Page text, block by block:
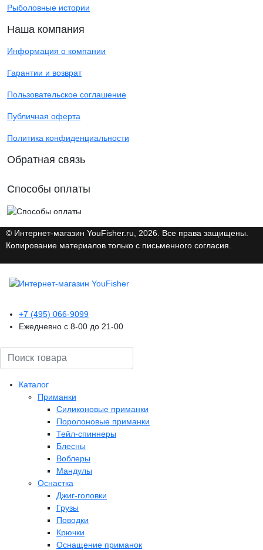
Рыболовные истории
Наша компания
Информация о компании
Гарантии и возврат
Пользовательское соглашение
Публичная оферта
Политика конфиденциальности
Обратная связь
Способы оплаты
© Интернет-магазин YouFisher.ru, 2026. Все права защищены.
Копирование материалов только с письменного согласия.
+7 (495) 066-9099
Ежедневно с 8-00 до 21-00
Поиск
Каталог
Приманки
Силиконовые приманки
Поролоновые приманки
Тейл-спиннеры
Блесны
Воблеры
Мандулы
Оснастка
Джиг-головки
Грузы
Поводки
Крючки
Оснащение приманок